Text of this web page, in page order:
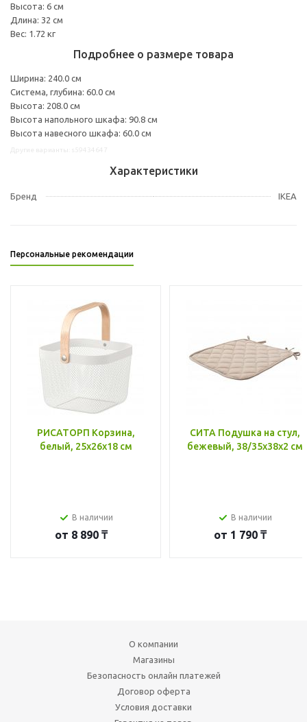
Высота: 6 см
Длина: 32 см
Вес: 1.72 кг
Подробнее о размере товара
Ширина: 240.0 см
Система, глубина: 60.0 см
Высота: 208.0 см
Высота напольного шкафа: 90.8 см
Высота навесного шкафа: 60.0 см
Характеристики
Бренд IKEA
Персональные рекомендации
РИСАТОРП Корзина,
белый, 25x26x18 см
В наличии
от 8 890 ₸
СИТА Подушка на стул,
бежевый, 38/35x38x2 см
В наличии
от 1 790 ₸
О компании
Магазины
Безопасность онлайн платежей
Договор оферта
Условия доставки